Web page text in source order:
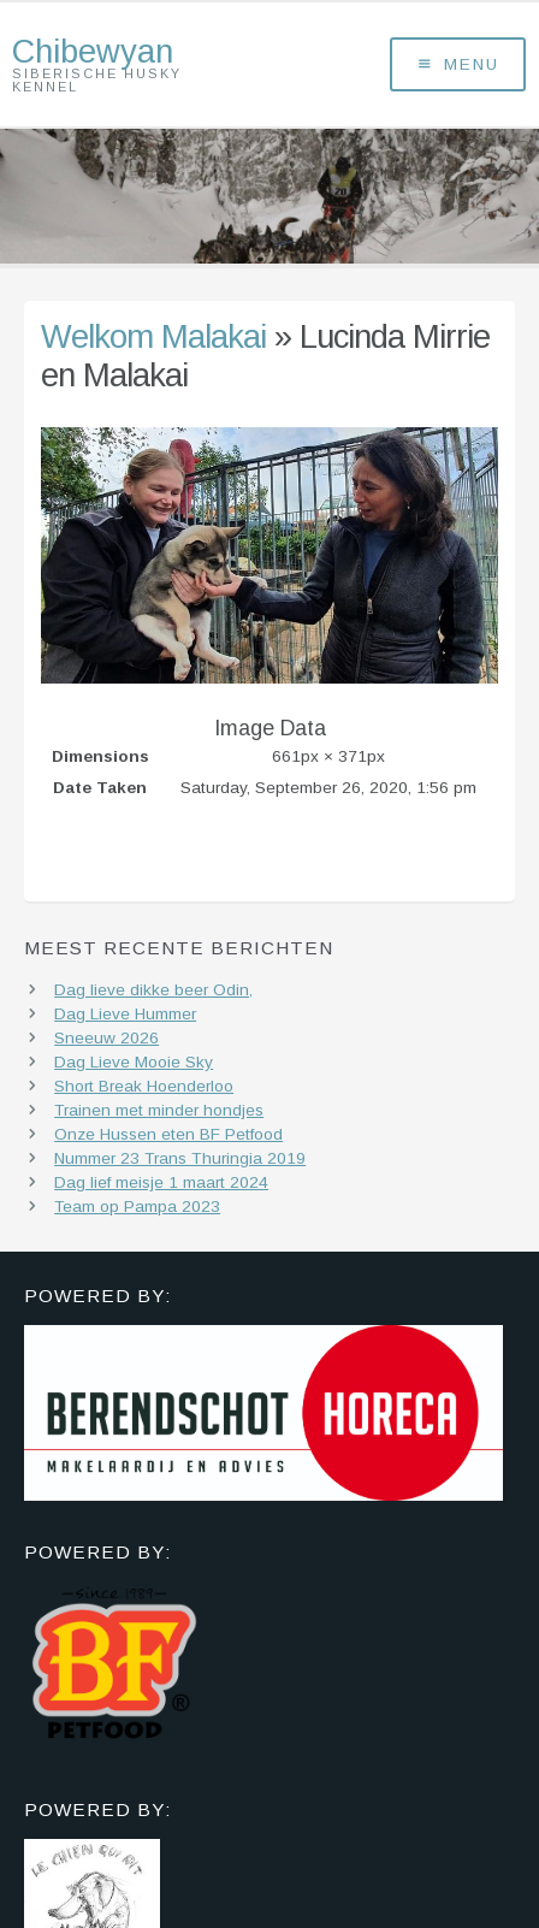
Chibewyan
SIBERISCHE HUSKY
KENNEL
MENU
Welkom Malakai» Lucinda Mirrie
en Malakai
Image Data
Dimensions
661px × 371px
Date Taken
Saturday, September 26, 2020, 1:56 pm
MEEST RECENTE BERICHTEN
Dag lieve dikke beer Odin,
Dag Lieve Hummer
Sneeuw 2026
Dag Lieve Mooie Sky
Short Break Hoenderloo
Trainen met minder hondjes
Onze Hussen eten BF Petfood
Nummer 23 Trans Thuringia 2019
Dag lief meisje 1 maart 2024
Team op Pampa 2023
POWERED BY:
POWERED BY:
POWERED BY: